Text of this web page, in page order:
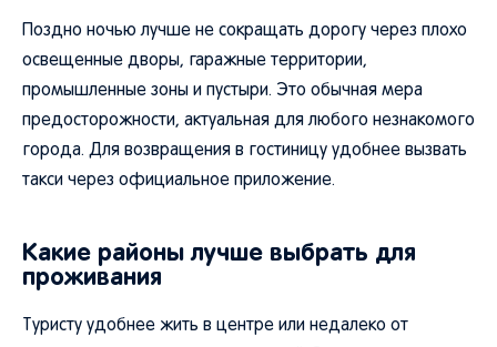
Поздно ночью лучше не сокращать дорогу через плохо
освещенные дворы, гаражные территории,
промышленные зоны и пустыри. Это обычная мера
предосторожности, актуальная для любого незнакомого
города. Для возвращения в гостиницу удобнее вызвать
такси через официальное приложение.
Какие районы лучше выбрать для
проживания
Туристу удобнее жить в центре или недалеко от